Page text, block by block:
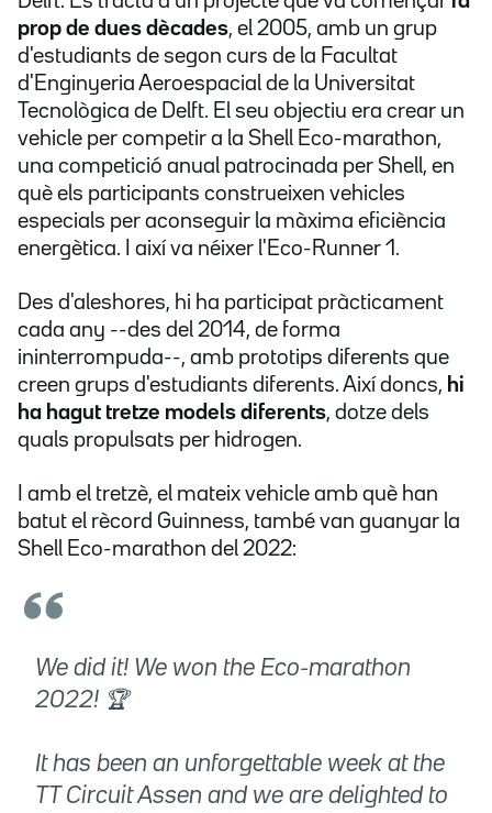
prop de dues dècades, el 2005, amb un grup
d'estudiants de segon curs de la Facultat
d'Enginyeria Aeroespacial de la Universitat
Tecnològica de Delft. El seu objectiu era crear un
vehicle per competir a la Shell Eco-marathon,
una competició anual patrocinada per Shell, en
què els participants construeixen vehicles
especials per aconseguir la màxima eficiència
energètica. I així va néixer l'Eco-Runner 1.
Des d'aleshores, hi ha participat pràcticament
cada any --des del 2014, de forma
ininterrompuda--, amb prototips diferents que
creen grups d'estudiants diferents. Així doncs, hi
ha hagut tretze models diferents, dotze dels
quals propulsats per hidrogen.
I amb el tretzè, el mateix vehicle amb què han
batut el rècord Guinness, també van guanyar la
Shell Eco-marathon del 2022:
We did it! We won the Eco-marathon
2022! 🏆
It has been an unforgettable week at the
TT Circuit Assen and we are delighted to